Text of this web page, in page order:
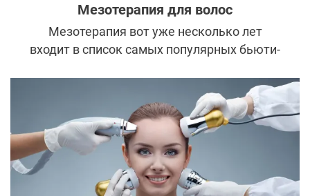
Мезотерапия для волос
Мезотерапия вот уже несколько лет
входит в список самых популярных бьюти-
и красоту не только лицу и телу, но и
волосам. Однако прежде, чем отправиться
к косметологу, стоит разобраться во всех
нюансах мезотерапии для волос.